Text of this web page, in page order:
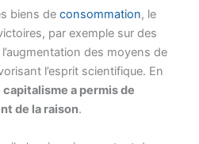
biens deconsommation, le
par exemple sur des
des moyens de
l’esprit scientifique. En
capitalisme a permis de
de la raison.